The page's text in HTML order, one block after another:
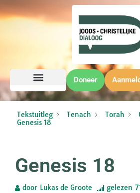
Doneer
Tekstuitleg Tenach Torah
Genesis 18
Genesis 18
door Lukas de Groote gelezen 71